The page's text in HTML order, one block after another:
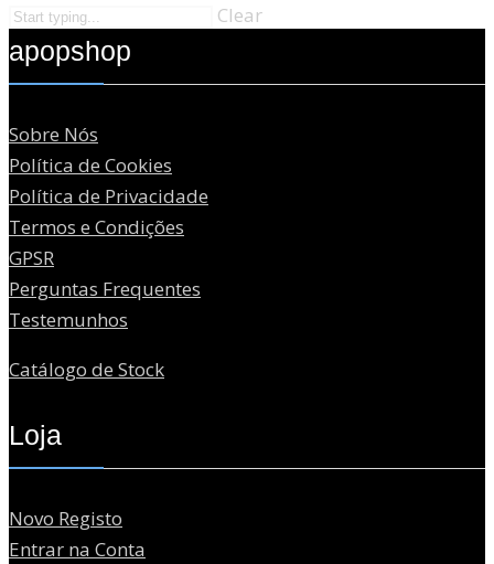
Clear
apopshop
Sobre Nós
Política de Cookies
Política de Privacidade
Termos e Condições
GPSR
Perguntas Frequentes
Testemunhos
Catálogo de Stock
Loja
Novo Registo
Entrar na Conta